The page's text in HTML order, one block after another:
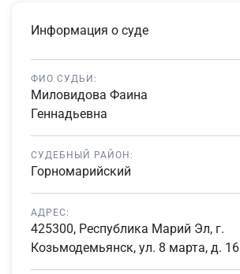
Информация о суде
ФИО СУДЬИ:
Миловидова Фаина
Геннадьевна
СУДЕБНЫЙ РАЙОН:
Горномарийский
АДРЕС:
425300, Республика Марий Эл, г.
Козьмодемьянск, ул. 8 марта, д. 16